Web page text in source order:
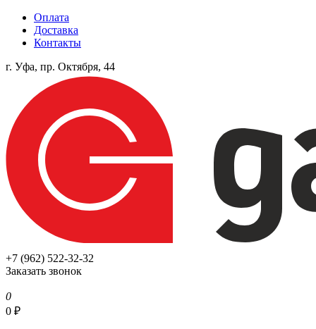
Оплата
Доставка
Контакты
г. Уфа, пр. Октября, 44
+7 (962) 522-32-32
Заказать звонок
0
0 ₽